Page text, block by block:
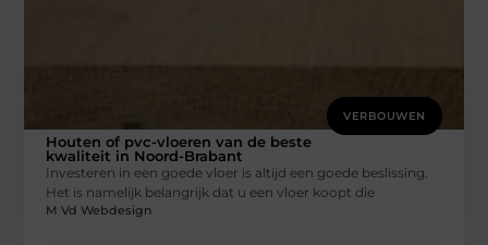
VERBOUWEN
Houten of pvc-vloeren van de beste
kwaliteit in Noord-Brabant
Investeren in een goede vloer is altijd een goede beslissing.
Het is namelijk belangrijk dat u een vloer koopt die
M Vd Webdesign